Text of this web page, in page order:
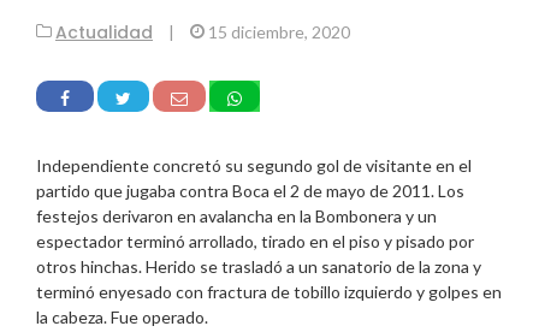
Actualidad | 15 diciembre, 2020
Independiente concretó su segundo gol de visitante en el
partido que jugaba contra Boca el 2 de mayo de 2011. Los
festejos derivaron en avalancha en la Bombonera y un
espectador terminó arrollado, tirado en el piso y pisado por
otros hinchas. Herido se trasladó a un sanatorio de la zona y
terminó enyesado con fractura de tobillo izquierdo y golpes en
la cabeza. Fue operado.